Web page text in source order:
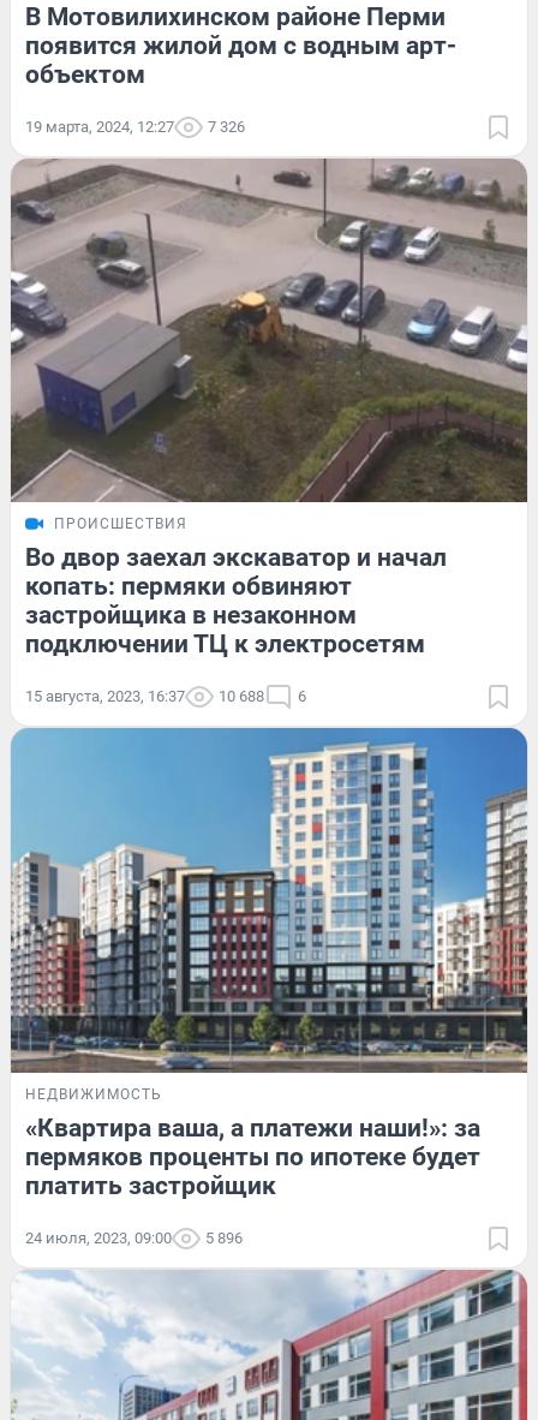
В Мотовилихинском районе Перми
появится жилой дом с водным арт-
объектом
19 марта, 2024, 12:27 7 326
ПРОИСШЕСТВИЯ
Во двор заехал экскаватор и начал
копать: пермяки обвиняют
застройщика в незаконном
подключении ТЦ к электросетям
15 августа, 2023, 16:37 10 688 6
НЕДВИЖИМОСТЬ
«Квартира ваша, а платежи наши!»: за
пермяков проценты по ипотеке будет
платить застройщик
24 июля, 2023, 09:00 5 896